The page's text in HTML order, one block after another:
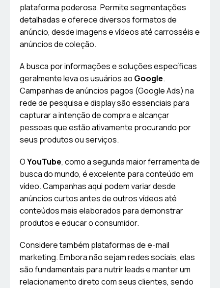
plataforma poderosa. Permite segmentações
detalhadas e oferece diversos formatos de
anúncio, desde imagens e vídeos até carrosséis e
anúncios de coleção.
A busca por informações e soluções específicas
geralmente leva os usuários ao Google.
Campanhas de anúncios pagos (Google Ads) na
rede de pesquisa e display são essenciais para
capturar a intenção de compra e alcançar
pessoas que estão ativamente procurando por
seus produtos ou serviços.
OYouTube, como a segunda maior ferramenta de
busca do mundo, é excelente para conteúdo em
vídeo. Campanhas aqui podem variar desde
anúncios curtos antes de outros vídeos até
conteúdos mais elaborados para demonstrar
produtos e educar o consumidor.
Considere também plataformas de e-mail
marketing. Embora não sejam redes sociais, elas
são fundamentais para nutrir leads e manter um
relacionamento direto com seus clientes, sendo